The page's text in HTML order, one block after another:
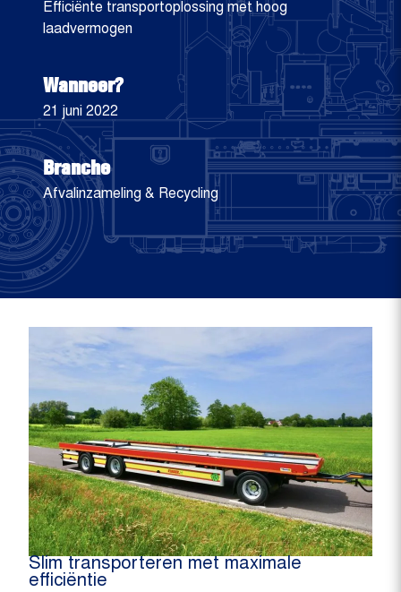
Efficiënte transportoplossing met hoog
laadvermogen
Wanneer?
21 juni 2022
Branche
Afvalinzameling & Recycling
Slim transporteren met maximale
efficiëntie